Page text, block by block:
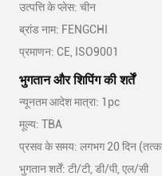
उत्पत्ति के प्लेस: चीन
ब्रांड नाम: FENGCHI
प्रमाणन: CE, ISO9001
भुगतान और शिपिंग की शर्तें
न्यूनतम आदेश मात्रा: 1pc
मूल्य: TBA
प्रसव के समय: लगभग 20 दिन
भुगतान शर्तें: टी/टी, डी/पी, एल/सी